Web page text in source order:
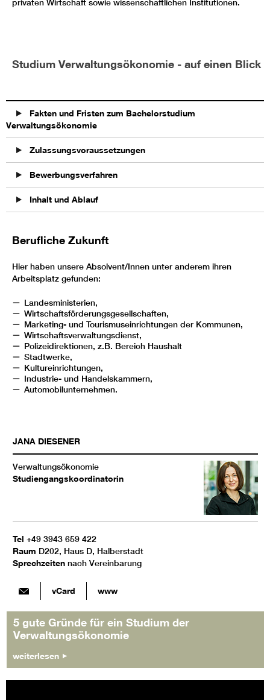
Studium Verwaltungsökonomie - auf einen Blick
Fakten und Fristen zum Bachelorstudium
Verwaltungsökonomie
Zulassungsvoraussetzungen
Bewerbungsverfahren
Inhalt und Ablauf
Berufliche Zukunft
Hier haben unsere Absolvent/Innen unter anderem ihren
Arbeitsplatz gefunden:
Landesministerien,
Wirtschaftsförderungsgesellschaften,
Marketing- und Tourismuseinrichtungen der Kommunen,
Wirtschaftsverwaltungsdienst,
Polizeidirektionen, z.B. Bereich Haushalt
Stadtwerke,
Kultureinrichtungen,
Industrie- und Handelskammern,
Automobilunternehmen.
JANA DIESENER
Verwaltungsökonomie
Studiengangskoordinatorin
Tel +49 3943 659 422
Raum D202, Haus D, Halberstadt
Sprechzeiten nach Vereinbarung
vCard www
5 gute Gründe für ein Studium der
Verwaltungsökonomie
weiterlesen